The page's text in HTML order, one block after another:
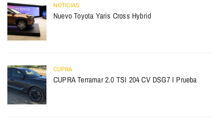
NOTICIAS
Nuevo Toyota Yaris Cross Hybrid
CUPRA
CUPRA Terramar 2.0 TSI 204 CV DSG7 I Prueba